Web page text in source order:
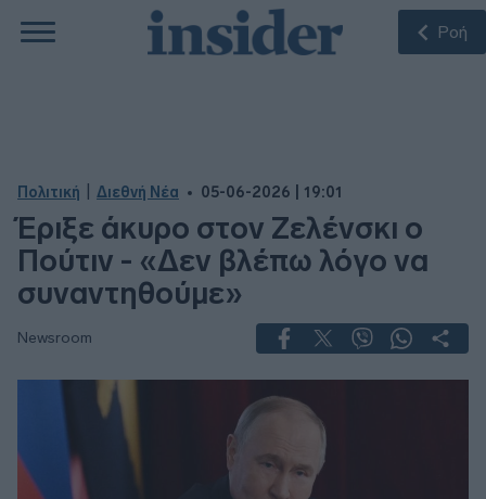
Ροή
Πολιτική Διεθνή Νέα 05-06-2026 | 19:01
Έριξε άκυρο στον Ζελένσκι ο
Πούτιν - «Δεν βλέπω λόγο να
συναντηθούμε»
Newsroom